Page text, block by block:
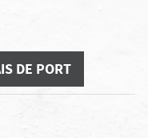
DE PORT